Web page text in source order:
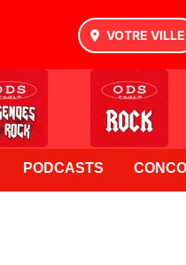
VOTRE VILLE
PODCASTS